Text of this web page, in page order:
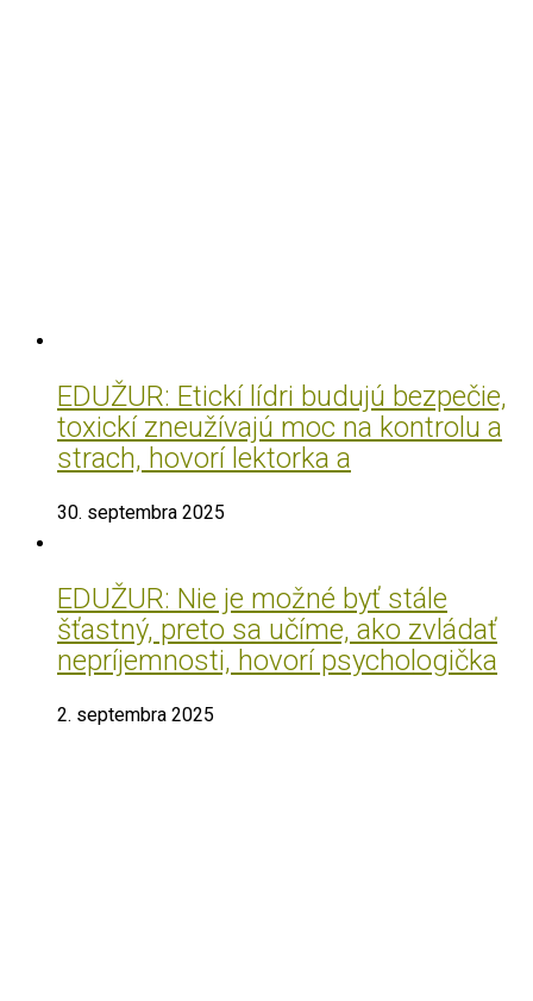
EDUŽUR: Etickí lídri budujú bezpečie,
toxickí zneužívajú moc na kontrolu a
strach, hovorí lektorka a
30. septembra 2025
EDUŽUR: Nie je možné byť stále
šťastný, preto sa učíme, ako zvládať
nepríjemnosti, hovorí psychologička
2. septembra 2025